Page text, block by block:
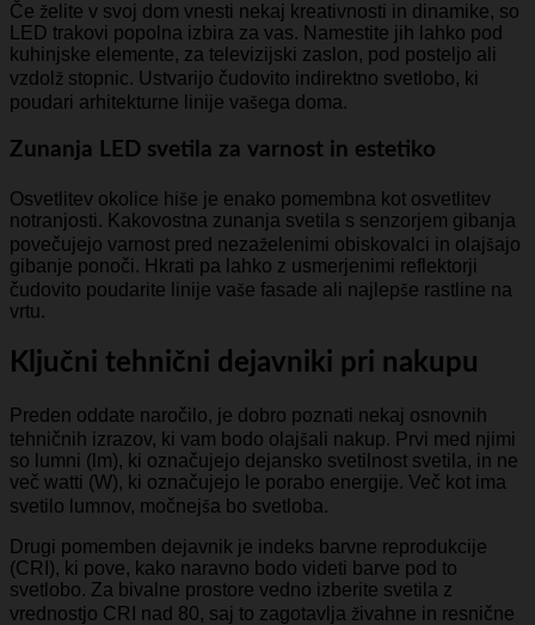
Če želite v svoj dom vnesti nekaj kreativnosti in dinamike, so
LED trakovi popolna izbira za vas. Namestite jih lahko pod
kuhinjske elemente, za televizijski zaslon, pod posteljo ali
vzdolž stopnic. Ustvarijo čudovito indirektno svetlobo, ki
poudari arhitekturne linije vašega doma.
Zunanja LED svetila za varnost in estetiko
Osvetlitev okolice hiše je enako pomembna kot osvetlitev
notranjosti. Kakovostna zunanja svetila s senzorjem gibanja
povečujejo varnost pred nezaželenimi obiskovalci in olajšajo
gibanje ponoči. Hkrati pa lahko z usmerjenimi reflektorji
čudovito poudarite linije vaše fasade ali najlepše rastline na
vrtu.
Ključni tehnični dejavniki pri nakupu
Preden oddate naročilo, je dobro poznati nekaj osnovnih
tehničnih izrazov, ki vam bodo olajšali nakup. Prvi med njimi
so lumni (lm), ki označujejo dejansko svetilnost svetila, in ne
več watti (W), ki označujejo le porabo energije. Več kot ima
svetilo lumnov, močnejša bo svetloba.
Drugi pomemben dejavnik je indeks barvne reprodukcije
(CRI), ki pove, kako naravno bodo videti barve pod to
svetlobo. Za bivalne prostore vedno izberite svetila z
vrednostjo CRI nad 80, saj to zagotavlja živahne in resnične